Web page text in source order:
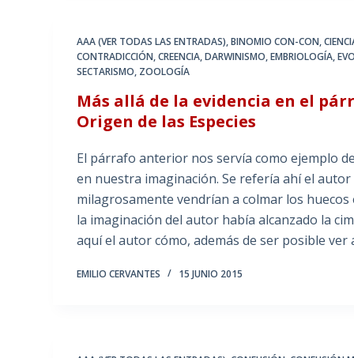
AAA (VER TODAS LAS ENTRADAS),BINOMIO CON-CON,
CONTRADICCIÓN,CREENCIA,DARWINISMO,EMBRIOLOGÍA,
SECTARISMO, ZOOLOGÍA
Más allá de la evidencia en el
Origen de las Especies
El párrafo anterior nos servía como ejemplo
en nuestra imaginación. Se refería ahí el
milagrosamente vendrían a colmar los
la imaginación del autor había alcanzado la
aquí el autor cómo, además de ser posible
EMILIO CERVANTES 15 JUNIO 2015